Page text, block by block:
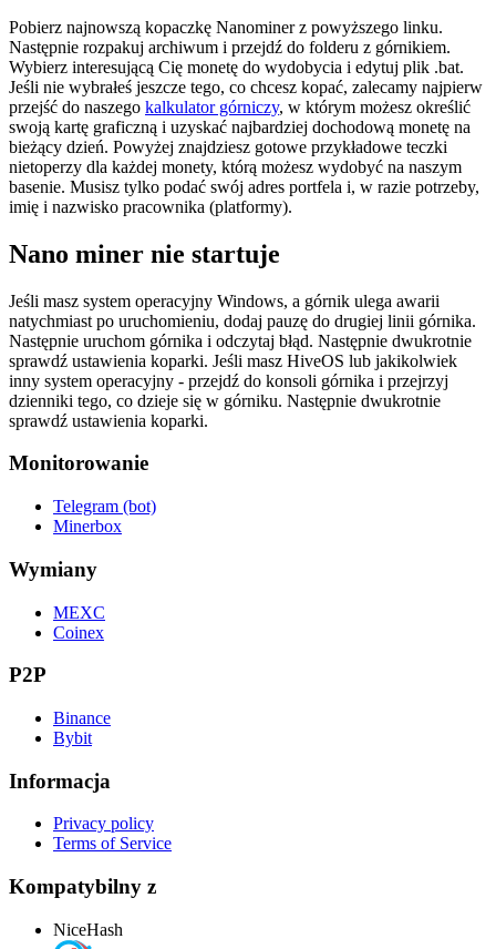
Pobierz najnowszą kopaczkę Nanominer z powyższego linku.
Następnie rozpakuj archiwum i przejdź do folderu z górnikiem.
Wybierz interesującą Cię monetę do wydobycia i edytuj plik .bat.
Jeśli nie wybrałeś jeszcze tego, co chcesz kopać, zalecamy najpierw
przejść do naszego kalkulator górniczy, w którym możesz określić
swoją kartę graficzną i uzyskać najbardziej dochodową monetę na
bieżący dzień. Powyżej znajdziesz gotowe przykładowe teczki
nietoperzy dla każdej monety, którą możesz wydobyć na naszym
basenie. Musisz tylko podać swój adres portfela i, w razie potrzeby,
imię i nazwisko pracownika (platformy).
Nano miner nie startuje
Jeśli masz system operacyjny Windows, a górnik ulega awarii
natychmiast po uruchomieniu, dodaj pauzę do drugiej linii górnika.
Następnie uruchom górnika i odczytaj błąd. Następnie dwukrotnie
sprawdź ustawienia koparki. Jeśli masz HiveOS lub jakikolwiek
inny system operacyjny - przejdź do konsoli górnika i przejrzyj
dzienniki tego, co dzieje się w górniku. Następnie dwukrotnie
sprawdź ustawienia koparki.
Monitorowanie
Telegram (bot)
Minerbox
Wymiany
MEXC
Coinex
P2P
Binance
Bybit
Informacja
Privacy policy
Terms of Service
Kompatybilny z
NiceHash